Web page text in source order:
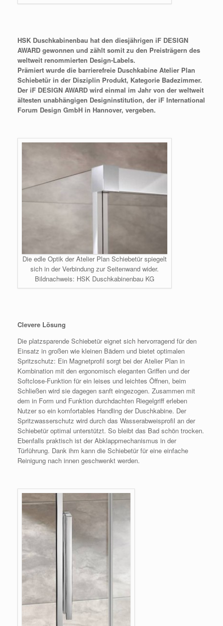
HSK Duschkabinenbau hat den diesjährigen iF DESIGN
AWARD gewonnen und zählt somit zu den Preisträgern des
weltweit renommierten Design-Labels.
Prämiert wurde die barrierefreie Duschkabine Atelier Plan
Schiebetür in der Disziplin Produkt, Kategorie Badezimmer.
Der iF DESIGN AWARD wird einmal im Jahr von der weltweit
ältesten unabhängigen Designinstitution, der iF International
Forum Design GmbH in Hannover, vergeben.
Die edle Optik der Atelier Plan Schiebetür spiegelt
sich in der Verbindung zur Seitenwand wider.
Bildnachweis: HSK Duschkabinenbau KG
Clevere Lösung
Die platzsparende Schiebetür eignet sich hervorragend für den
Einsatz in großen wie kleinen Bädern und bietet optimalen
Spritzschutz: Ein Magnetprofil sorgt bei der Atelier Plan in
Kombination mit den ergonomisch eleganten Griffen und der
Softclose-Funktion für ein leises und leichtes Öffnen, beim
Schließen wird sie dagegen sanft eingezogen. Zusammen mit
dem in Form und Funktion durchdachten Riegelgriff erleben
Nutzer so ein komfortables Handling der Duschkabine. Der
Spritzwasserschutz wird durch das Wasserabweisprofil an der
Schiebetür optimal unterstützt. So bleibt das Bad schön trocken.
Ebenfalls praktisch ist der Abklappmechanismus in der
Türführung. Dank ihm kann die Schiebetür für eine einfache
Reinigung nach innen geschwenkt werden.